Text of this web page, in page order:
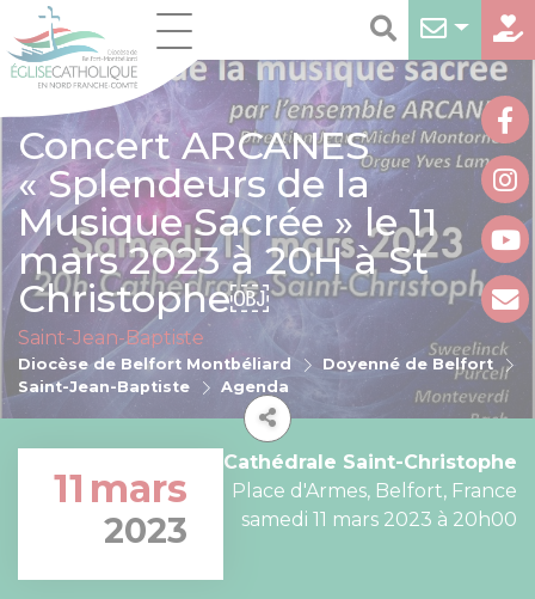
Concert ARCANES
« Splendeurs de la
Musique Sacrée » le 11
mars 2023 à 20H à St
Christophe￼
Saint-Jean-Baptiste
Diocèse de Belfort Montbéliard
Doyenné de Belfort
Saint-Jean-Baptiste
Agenda
11 mars
2023
Cathédrale Saint-Christophe
Place d'Armes, Belfort, France
samedi 11 mars 2023 à 20h00